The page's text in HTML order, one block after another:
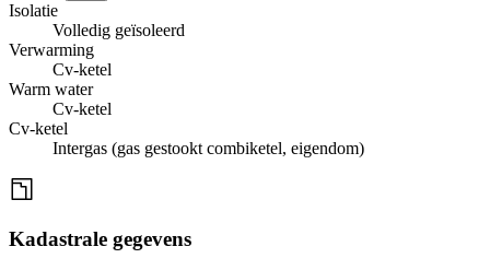
Isolatie
Volledig geïsoleerd
Verwarming
Cv-ketel
Warm water
Cv-ketel
Cv-ketel
Intergas (gas gestookt combiketel, eigendom)
Kadastrale gegevens